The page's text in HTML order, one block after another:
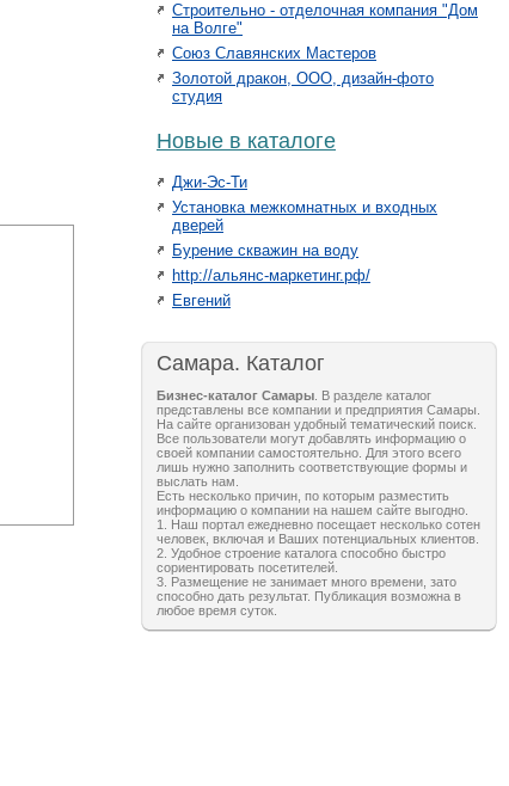
Строительно - отделочная компания "Дом
на Волге"
Союз Славянских Мастеров
Золотой дракон, ООО, дизайн-фото
студия
Новые в каталоге
Джи-Эс-Ти
Установка межкомнатных и входных
дверей
Бурение скважин на воду
http://альянс-маркетинг.рф/
Евгений
Самара. Каталог
Бизнес-каталог Самары . В разделе каталог
представлены все компании и предприятия Самары.
На сайте организован удобный тематический поиск.
Все пользователи могут добавлять информацию о
своей компании самостоятельно. Для этого всего
лишь нужно заполнить соответствующие формы и
выслать нам.
Есть несколько причин, по которым разместить
информацию о компании на нашем сайте выгодно.
1. Наш портал ежедневно посещает несколько сотен
человек, включая и Ваших потенциальных клиентов.
2. Удобное строение каталога способно быстро
сориентировать посетителей.
3. Размещение не занимает много времени, зато
способно дать результат. Публикация возможна в
любое время суток.